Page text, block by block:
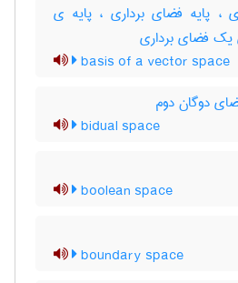
، پایه فضای برداری ، پایه ی
یک فضای برداری
basis of a vector space
دوگان دوم
bidual space
boolean space
boundary space